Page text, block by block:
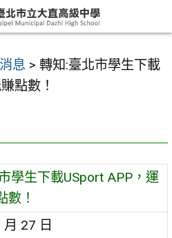
息 > 轉知:臺北市學生下載
點數！
學生下載USport APP，運
數！
27 日